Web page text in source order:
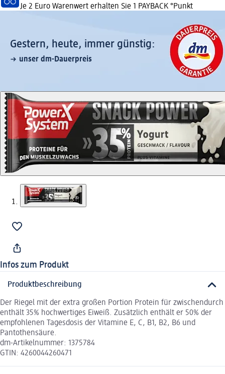
Je 2 Euro Warenwert erhalten Sie 1 PAYBACK °Punkt
Gestern, heute, immer günstig:
unser dm-Dauerpreis
Infos zum Produkt
Produktbeschreibung
Der Riegel mit der extra großen Portion Protein für zwischendurch
enthält 35% hochwertiges Eiweiß. Zusätzlich enthält er 50% der
empfohlenen Tagesdosis der Vitamine E, C, B1, B2, B6 und
Pantothensäure.
dm-Artikelnummer: 1375784
GTIN: 4260044260471